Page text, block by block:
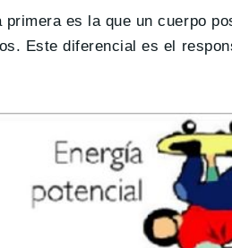
es la que un cuerpo
Este diferencial es el